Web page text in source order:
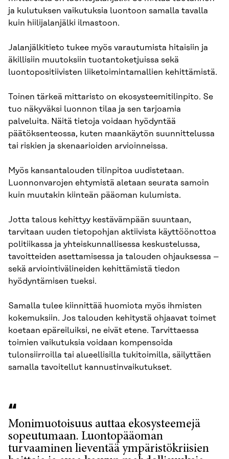
ja kulutuksen vaikutuksia luontoon samalla tavalla
kuin hiilijalanjälki ilmastoon.
Jalanjälkitieto tukee myös varautumista hitaisiin ja
äkillisiin muutoksiin tuotantoketjuissa sekä
luontopositiivisten liiketoimintamallien kehittämistä.
Toinen tärkeä mittaristo on ekosysteemitilinpito. Se
tuo näkyväksi luonnon tilaa ja sen tarjoamia
palveluita. Näitä tietoja voidaan hyödyntää
päätöksenteossa, kuten maankäytön suunnittelussa
tai riskien ja skenaarioiden arvioinneissa.
Myös kansantalouden tilinpitoa uudistetaan.
Luonnonvarojen ehtymistä aletaan seurata samoin
kuin muutakin kiinteän pääoman kulumista.
Jotta talous kehittyy kestävämpään suuntaan,
tarvitaan uuden tietopohjan aktiivista käyttöönottoa
politiikassa ja yhteiskunnallisessa keskustelussa,
tavoitteiden asettamisessa ja talouden ohjauksessa –
sekä arviointivälineiden kehittämistä tiedon
hyödyntämisen tueksi.
Samalla tulee kiinnittää huomiota myös ihmisten
kokemuksiin. Jos talouden kehitystä ohjaavat toimet
koetaan epäreiluiksi, ne eivät etene. Tarvittaessa
toimien vaikutuksia voidaan kompensoida
tulonsiirroilla tai alueellisilla tukitoimilla, säilyttäen
samalla tavoitellut kannustinvaikutukset.
Monimuotoisuus auttaa ekosysteemejä
sopeutumaan. Luontopääoman
turvaaminen lieventää ympäristökriisien